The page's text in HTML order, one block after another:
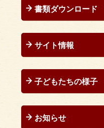
書類ダウンロード
サイト情報
子どもたちの様子
お知らせ